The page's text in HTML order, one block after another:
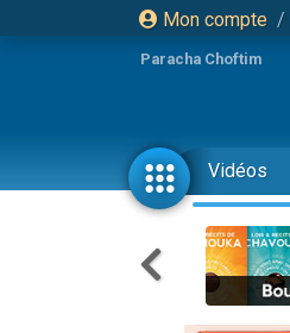
Mon compte /
Paracha Choftim
Vidéos